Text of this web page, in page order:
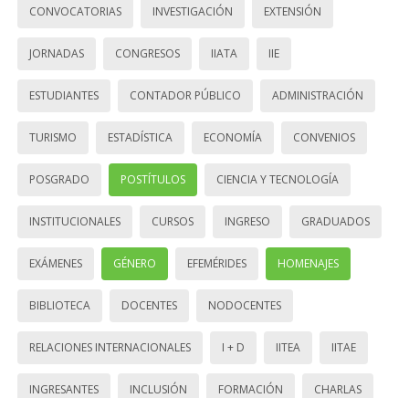
CONVOCATORIAS INVESTIGACIÓN EXTENSIÓN
JORNADAS CONGRESOS IIATA IIE
ESTUDIANTES CONTADOR PÚBLICO ADMINISTRACIÓN
TURISMO ESTADÍSTICA ECONOMÍA CONVENIOS
POSGRADO POSTÍTULOS CIENCIA Y TECNOLOGÍA
INSTITUCIONALES CURSOS INGRESO GRADUADOS
EXÁMENES GÉNERO EFEMÉRIDES HOMENAJES
BIBLIOTECA DOCENTES NODOCENTES
RELACIONES INTERNACIONALES I + D IITEA IITAE
INGRESANTES INCLUSIÓN FORMACIÓN CHARLAS